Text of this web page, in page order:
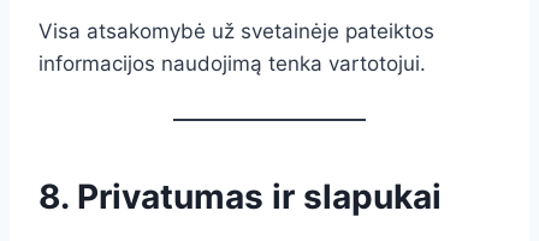
Visa atsakomybė už svetainėje pateiktos
informacijos naudojimą tenka vartotojui.
8. Privatumas ir slapukai